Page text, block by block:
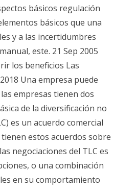
básicos regulación
básicos que una
y a las incertidumbres
este. 21 Sep 2005
los beneficios Las
Una empresa puede
empresas tienen dos
de la diversificación no
es un acuerdo comercial
estos acuerdos sobre
negociaciones del TLC es
o una combinación
en su comportamiento